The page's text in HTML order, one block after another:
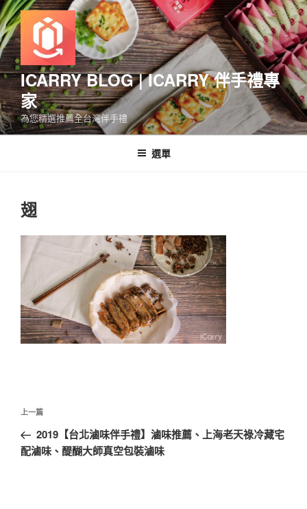
跳
至
主
要
內
容
ICARRY BLOG | ICARRY 伴手禮專
家
為您精選推薦全台灣伴手禮
選單
翅
文
導
覽
上
一
篇
上一篇
2019【台北滷味伴手禮】滷味推薦、上海老天祿冷藏宅
配滷味、醍醐大師真空包裝滷味